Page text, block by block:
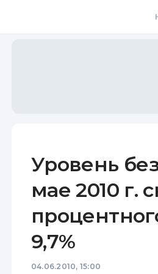
Уровень
мае 2010 г.
9,7%
04.06.2010, 15:00